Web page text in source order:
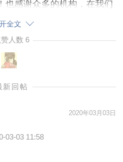
也感谢众多的机构，在我们
下，也与Z近分别建群来教
篇、学习篇、家长认知篇
也没有时间看抖音，所以
着小朋友“假装修理”，培
培养他对不同尺寸工具与实
险，做房子、做车车，拼一
全文
赞人数 6
2020年03月03日
03-03 11:58